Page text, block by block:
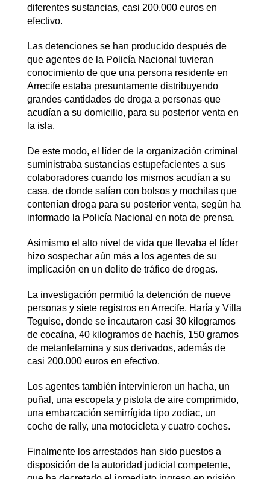
diferentes sustancias, casi 200.000 euros en
efectivo.
Las detenciones se han producido después de
que agentes de la Policía Nacional tuvieran
conocimiento de que una persona residente en
Arrecife estaba presuntamente distribuyendo
grandes cantidades de droga a personas que
acudían a su domicilio, para su posterior venta en
la isla.
De este modo, el líder de la organización criminal
suministraba sustancias estupefacientes a sus
colaboradores cuando los mismos acudían a su
casa, de donde salían con bolsos y mochilas que
contenían droga para su posterior venta, según ha
informado la Policía Nacional en nota de prensa.
Asimismo el alto nivel de vida que llevaba el líder
hizo sospechar aún más a los agentes de su
implicación en un delito de tráfico de drogas.
La investigación permitió la detención de nueve
personas y siete registros en Arrecife, Haría y Villa
Teguise, donde se incautaron casi 30 kilogramos
de cocaína, 40 kilogramos de hachís, 150 gramos
de metanfetamina y sus derivados, además de
casi 200.000 euros en efectivo.
Los agentes también intervinieron un hacha, un
puñal, una escopeta y pistola de aire comprimido,
una embarcación semirrígida tipo zodiac, un
coche de rally, una motocicleta y cuatro coches.
Finalmente los arrestados han sido puestos a
disposición de la autoridad judicial competente,